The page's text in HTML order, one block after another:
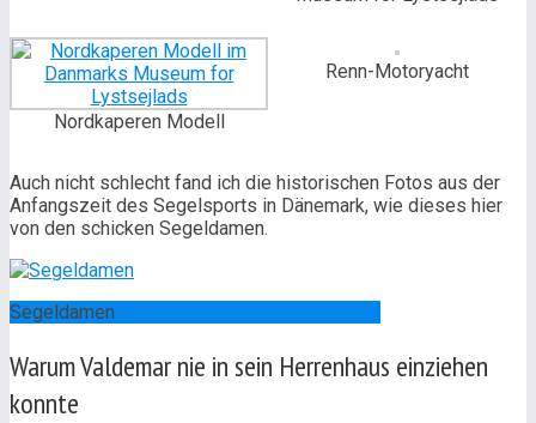
Nordkaperen Modell
Renn-Motoryacht
Auch nicht schlecht fand ich die historischen Fotos aus der
Anfangszeit des Segelsports in Dänemark, wie dieses hier
von den schicken Segeldamen.
Segeldamen
Warum Valdemar nie in sein Herrenhaus einziehen
konnte